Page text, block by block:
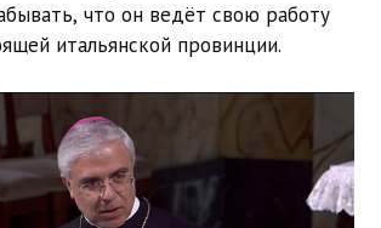
что он ведёт свою работу
итальянской провинции.